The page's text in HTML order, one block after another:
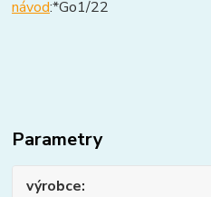
návod:*Go1/22
Parametry
výrobce